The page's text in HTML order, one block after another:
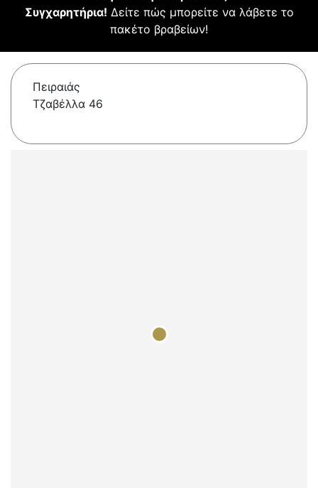
Συγχαρητήρια! Δείτε πώς μπορείτε να λάβετε το
πακέτο βραβείων!
Πειραιάς
Τζαβέλλα 46